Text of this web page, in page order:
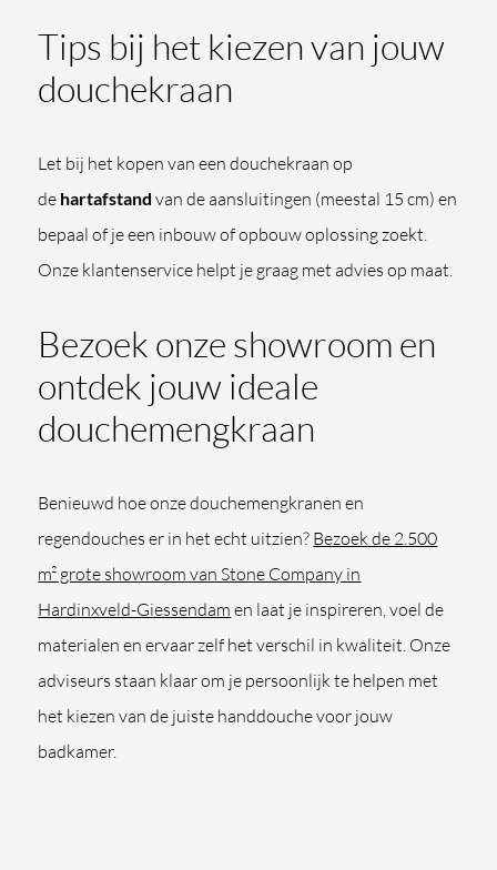
Tips bij het kiezen van jouw
douchekraan
Let bij het kopen van een douchekraan op
de hartafstand van de aansluitingen (meestal 15 cm) en
bepaal of je een inbouw of opbouw oplossing zoekt.
Onze klantenservice helpt je graag met advies op maat.
Bezoek onze showroom en
ontdek jouw ideale
douchemengkraan
Benieuwd hoe onze douchemengkranen en
regendouches er in het echt uitzien? Bezoek de 2.500
m² grote showroom van Stone Company in
Hardinxveld-Giessendam en laat je inspireren, voel de
materialen en ervaar zelf het verschil in kwaliteit. Onze
adviseurs staan klaar om je persoonlijk te helpen met
het kiezen van de juiste handdouche voor jouw
badkamer.